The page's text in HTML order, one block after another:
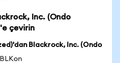
Inc. (Ondo
çevirin
Blackrock, Inc. (Ondo